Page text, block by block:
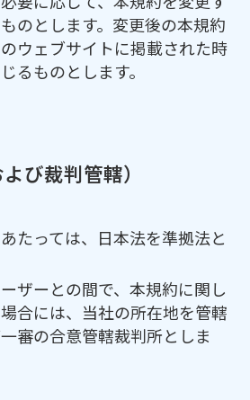
のとします。変更後の本規約
ウェブサイトに掲載された時
るものとします。
び裁判管轄）
たっては、日本法を準拠法と
ザーとの間で、本規約に関し
合には、当社の所在地を管轄
審の合意管轄裁判所としま